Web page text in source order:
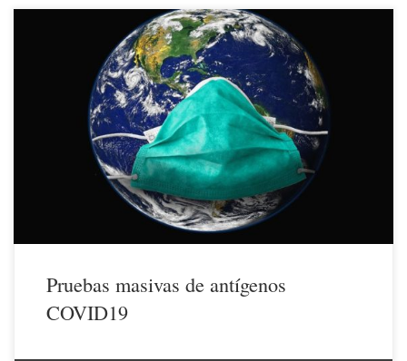
29/03/2021A partir del día 6 de abril de 2021 y durante los siguientes
4 días el Pabellón Polideportivo municipal de El Escorial acogerá las
pruebas masivas de antígenos auspiciadas por la Comunidad de
Madrid para todos los vecinos de El Escorial, que serán citados
previamente por SMS. Las pruebas se […]
Pruebas masivas de antígenos
COVID19